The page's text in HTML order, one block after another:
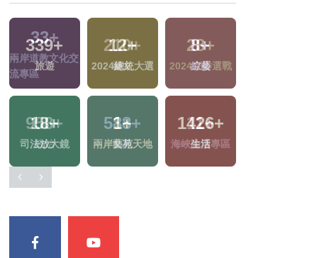
339+
旅遊
12+
2024總統大選
8+
綜藝
18+
司法放大鏡
1+
兩岸藝苑天地
1426+
生活